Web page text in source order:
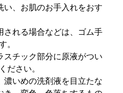
い、お肌のお手入れをおす
される場合などは、ゴム手
。
スチック部分に原液がつい
ださい。
濃いめの洗剤液を目立たな